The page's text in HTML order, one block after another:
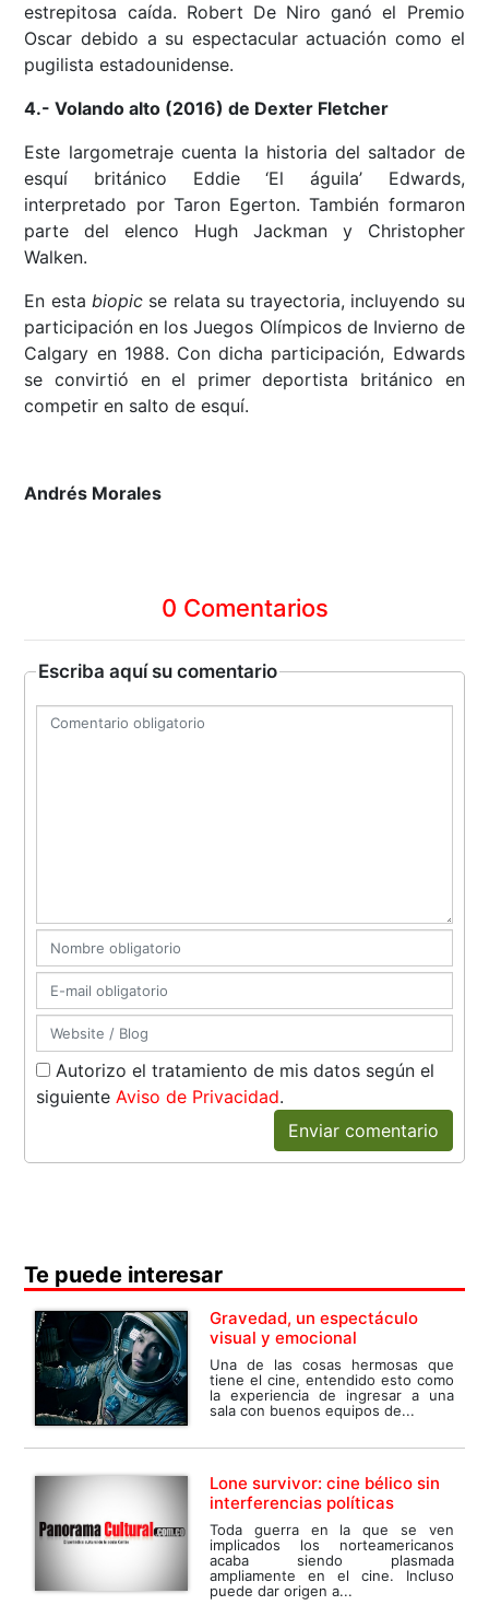
estrepitosa caída. Robert De Niro ganó el Premio
Oscar debido a su espectacular actuación como el
pugilista estadounidense.
4.- Volando alto (2016) de Dexter Fletcher
Este largometraje cuenta la historia del saltador de
esquí británico Eddie ‘El águila’ Edwards,
interpretado por Taron Egerton. También formaron
parte del elenco Hugh Jackman y Christopher
Walken.
En esta biopicse relata su trayectoria, incluyendo su
participación en los Juegos Olímpicos de Invierno de
Calgary en 1988. Con dicha participación, Edwards
se convirtió en el primer deportista británico en
competir en salto de esquí.
Andrés Morales
0 Comentarios
Escriba aquí su comentario
Autorizo el tratamiento de mis datos según el
siguienteAviso de Privacidad.
Enviar comentario
Te puede interesar
Gravedad, un espectáculo
visual y emocional
Una de las cosas hermosas que
tiene el cine, entendido esto como
la experiencia de ingresar a una
sala con buenos equipos de...
Lone survivor: cine bélico sin
interferencias políticas
Toda guerra en la que se ven
implicados los norteamericanos
acaba siendo plasmada
ampliamente en el cine. Incluso
puede dar origen a...